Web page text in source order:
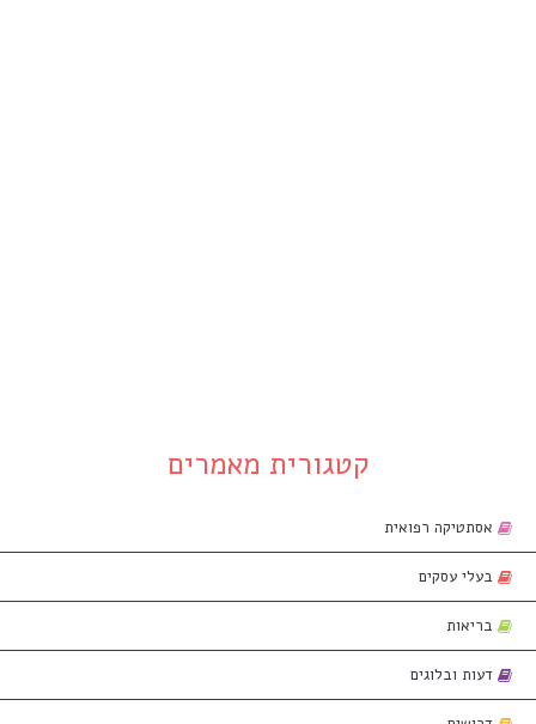
קטגורית מאמרים
אסתטיקה רפואית
בעלי עסקים
בריאות
דעות ובלוגים